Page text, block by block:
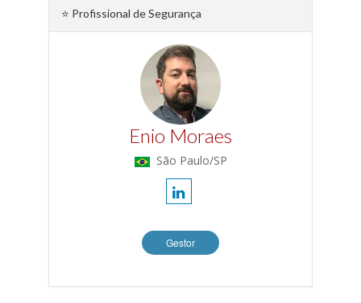
⭐ Profissional de Segurança
Enio Moraes
São Paulo/SP
Gestor